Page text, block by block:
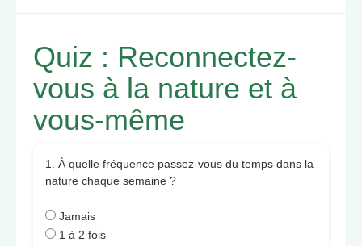
Quiz : Reconnectez-
vous à la nature et à
vous-même
1. À quelle fréquence passez-vous du temps dans la
nature chaque semaine ?
Jamais
1 à 2 fois